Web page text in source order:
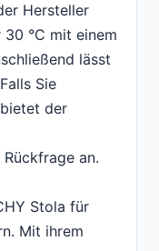
Hersteller
°C mit einem
lässt
Sie
der
an.
Stola für
Mit ihrem